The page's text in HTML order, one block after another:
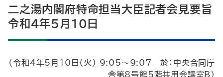
二之湯内閣府特命担当大臣記者会見要旨
令和4年5月10日
（令和4年5月10日（火） 9:05～9:07 於：中央合同庁
舎第8号館5階共用会議室B）